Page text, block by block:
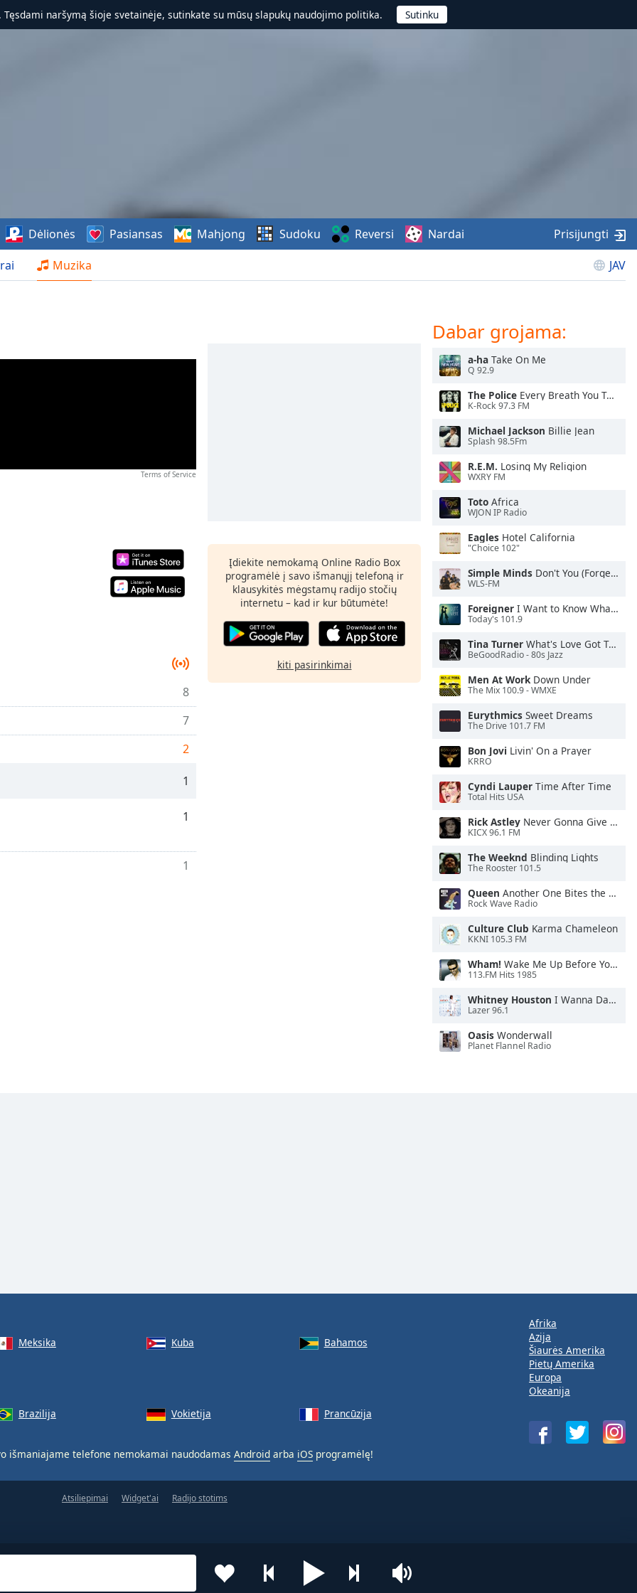
. Tęsdami naršymą šioje svetainėje, sutinkate su mūsų slapukų naudojimo politika.
Muzika JAV
Dėlionės Pasiansas Mahjong Sudoku Reversi Nardai Prisijungti
Terms of Service
8
7
2
1
1
1
Įdiekite nemokamą Online Radio Box
programėlė į savo išmanųjį telefoną ir
klausykitės mėgstamų radijo stočių
internetu – kad ir kur būtumėte!
kiti pasirinkimai
Dabar grojama:
a-ha Take On Me
Q 92.9
The Police Every Breath You Take
K-Rock 97.3 FM
Michael Jackson Billie Jean
Splash 98.5Fm
R.E.M. Losing My Religion
WXRY FM
Toto Africa
WJON IP Radio
Eagles Hotel California
"Choice 102"
Simple Minds Don't You (Forget About Me)
WLS-FM
Foreigner I Want to Know What Love Is
Today's 101.9
Tina Turner What's Love Got To Do With It
BeGoodRadio - 80s Jazz
Men At WorkDown Under
The Mix 100.9 - WMXE
Eurythmics Sweet Dreams
The Drive 101.7 FM
Bon Jovi Livin' On a Prayer
KRRO
Cyndi Lauper Time After Time
Total Hits USA
Rick Astley Never Gonna Give You Up
KICX 96.1 FM
The Weeknd Blinding Lights
The Rooster 101.5
Queen Another One Bites the Dust
Rock Wave Radio
Culture Club Karma Chameleon
KKNI 105.3 FM
Wham! Wake Me Up Before You Go-Go
113.FM Hits 1985
Whitney Houston I Wanna Dance With Somebody
Lazer 96.1
Oasis Wonderwall
Planet Flannel Radio
Meksika Kuba
Bahamos
Brazilija Vokietija Prancūzija
išmaniajame telefone nemokamai naudodamas Android arba iOS programėlę!
Afrika
Azija
Šiaurės Amerika
Pietų Amerika
Europa
Okeanija
Atsiliepimai Widget'ai Radijo stotims